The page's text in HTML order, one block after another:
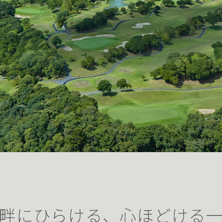
にひらける、 心ほどける